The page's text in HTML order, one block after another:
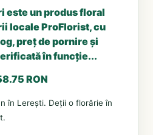
este un produs floral
locale ProFlorist, cu
preț de pornire și
în funcție...
RON
în Lerești. Deții o florărie în